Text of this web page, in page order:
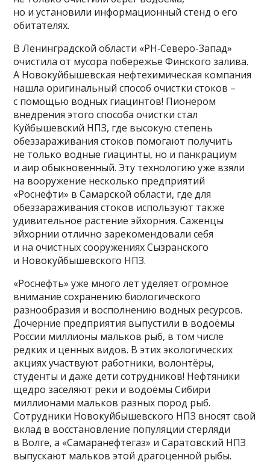
но и установили информационный стенд о его
обитателях.
В Ленинградской области «РН‑Северо-Запад»
очистила от мусора побережье Финского залива.
А Новокуйбышевская нефтехимическая компания
нашла оригинальный способ очистки стоков –
с помощью водных гиацинтов! Пионером
внедрения этого способа очистки стал
Куйбышевский НПЗ, где высокую степень
обеззараживания стоков помогают получить
не только водные гиацинты, но и панкрациум
и аир обыкновенный. Эту технологию уже взяли
на вооружение несколько предприятий
«Роснефти» в Самарской области, где для
обеззараживания стоков используют также
удивительное растение эйхорния. Саженцы
эйхорнии отлично зарекомендовали себя
и на очистных сооружениях Сызранского
и Новокуйбышевского НПЗ.
«Роснефть» уже много лет уделяет огромное
внимание сохранению биологического
разнообразия и восполнению водных ресурсов.
Дочерние предприятия выпустили в водоёмы
России миллионы мальков рыб, в том числе
редких и ценных видов. В этих экологических
акциях участвуют работники, волонтёры,
студенты и даже дети сотрудников! Нефтяники
щедро заселяют реки и водоёмы Сибири
миллионами мальков разных пород рыб.
Сотрудники Новокуйбышевского НПЗ вносят свой
вклад в восстановление популяции стерляди
в Волге, а «Самаранефтегаз» и Саратовский НПЗ
выпускают мальков этой драгоценной рыбы.